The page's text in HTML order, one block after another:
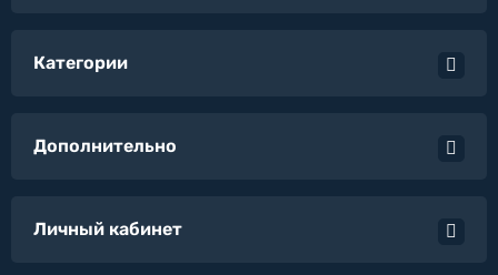
Категории
Дополнительно
Личный кабинет